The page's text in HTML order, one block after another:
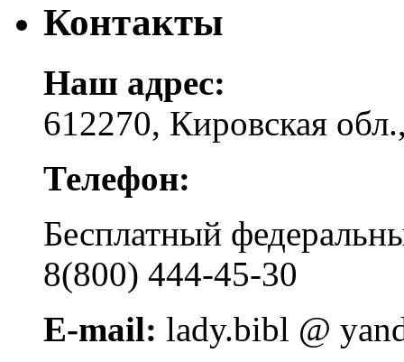
Контакты
Наш адрес:
612270, Кировская
Телефон:
Бесплатный
8(800) 444-45-30
E-mail: lady.bibl @